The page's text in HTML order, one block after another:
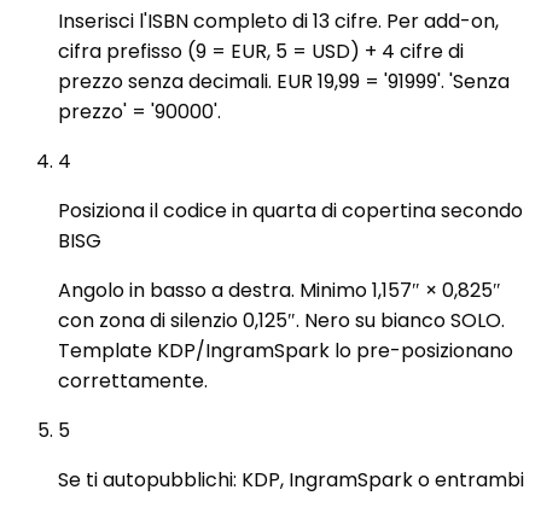
Inserisci l'ISBN completo di 13 cifre. Per add-on,
cifra prefisso (9 = EUR, 5 = USD) + 4 cifre di
prezzo senza decimali. EUR 19,99 = '91999'. 'Senza
prezzo' = '90000'.
4
Posiziona il codice in quarta di copertina secondo
BISG
Angolo in basso a destra. Minimo 1,157″ × 0,825″
con zona di silenzio 0,125″. Nero su bianco SOLO.
Template KDP/IngramSpark lo pre-posizionano
correttamente.
5
Se ti autopubblichi: KDP, IngramSpark o entrambi